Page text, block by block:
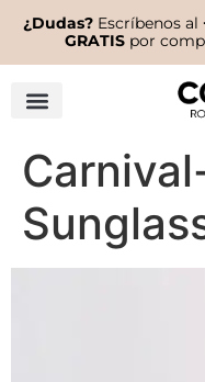
¿Dudas? Escríbenos al
GRATISpor